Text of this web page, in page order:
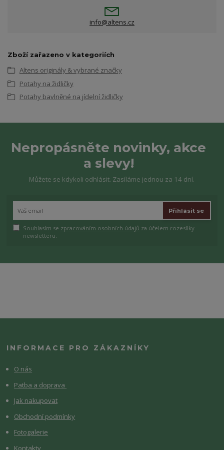
info@altens.cz
Zboží zařazeno v kategoriích
Altens originály & vybrané značky
Potahy na židličky
Potahy bavlněné na jídelní židličky
Nepropásněte novinky, akce
a slevy!
Můžete se kdykoli odhlásit. Zasíláme jednou za 14 dní.
Přihlásit se
Souhlasím se zpracováním osobních údajů za účelem rozesílky
newsletteru.
INFORMACE PRO ZÁKAZNÍKY
O nás
Patba a doprava
Jak nakupovat
Obchodní podmínky
Fotogalerie
Kontakty